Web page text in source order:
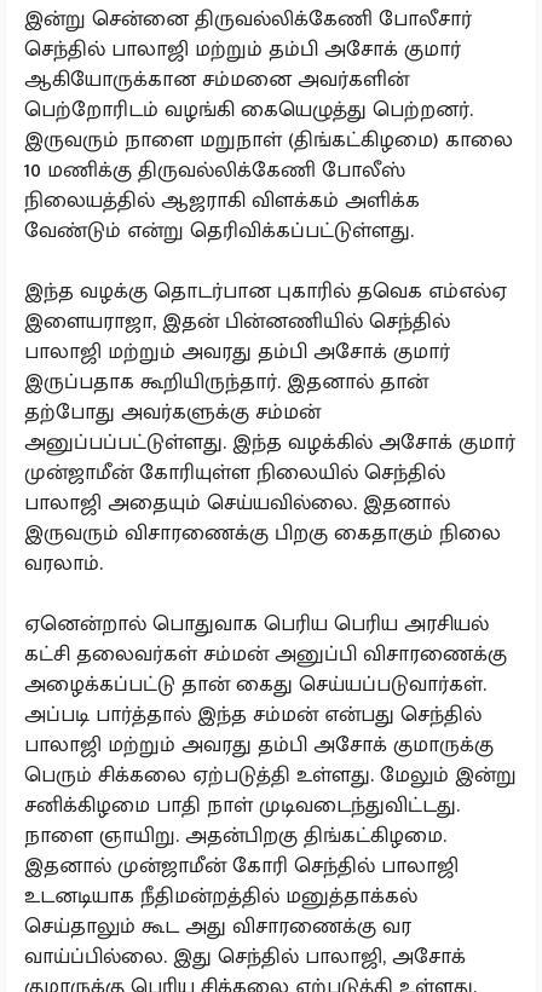
இன்று சென்னை திருவல்லிக்கேணி போலீசார்
செந்தில் பாலாஜி மற்றும் தம்பி அசோக் குமார்
ஆகியோருக்கான சம்மனை அவர்களின்
பெற்றோரிடம் வழங்கி கையெழுத்து பெற்றனர்.
இருவரும் நாளை மறுநாள் (திங்கட்கிழமை) காலை
10 மணிக்கு திருவல்லிக்கேணி போலீஸ்
நிலையத்தில் ஆஜராகி விளக்கம் அளிக்க
வேண்டும் என்று தெரிவிக்கப்பட்டுள்ளது.
இந்த வழக்கு தொடர்பான புகாரில் தவெக எம்எல்ஏ
இளையராஜா, இதன் பின்னணியில் செந்தில்
பாலாஜி மற்றும் அவரது தம்பி அசோக் குமார்
இருப்பதாக கூறியிருந்தார். இதனால் தான்
தற்போது அவர்களுக்கு சம்மன்
அனுப்பப்பட்டுள்ளது. இந்த வழக்கில் அசோக் குமார்
முன்ஜாமீன் கோரியுள்ள நிலையில் செந்தில்
பாலாஜி அதையும் செய்யவில்லை. இதனால்
இருவரும் விசாரணைக்கு பிறகு கைதாகும் நிலை
வரலாம்.
ஏனென்றால் பொதுவாக பெரிய பெரிய அரசியல்
கட்சி தலைவர்கள் சம்மன் அனுப்பி விசாரணைக்கு
அழைக்கப்பட்டு தான் கைது செய்யப்படுவார்கள்.
அப்படி பார்த்தால் இந்த சம்மன் என்பது செந்தில்
பாலாஜி மற்றும் அவரது தம்பி அசோக் குமாருக்கு
பெரும் சிக்கலை ஏற்படுத்தி உள்ளது. மேலும் இன்று
சனிக்கிழமை பாதி நாள் முடிவடைந்துவிட்டது.
நாளை ஞாயிறு. அதன்பிறகு திங்கட்கிழமை.
இதனால் முன்ஜாமீன் கோரி செந்தில் பாலாஜி
உடனடியாக நீதிமன்றத்தில் மனுத்தாக்கல்
செய்தாலும் கூட அது விசாரணைக்கு வர
வாய்ப்பில்லை. இது செந்தில் பாலாஜி, அசோக்